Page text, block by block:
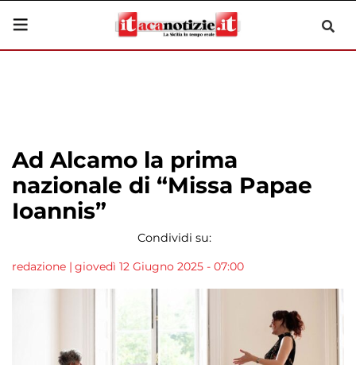
Ad Alcamo la prima
nazionale di “Missa Papae
Ioannis”
Condividi su:
redazione | giovedì 12 Giugno 2025 - 07:00